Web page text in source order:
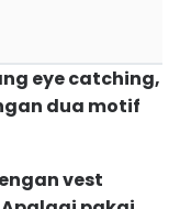
eye catching,
dua motif
vest